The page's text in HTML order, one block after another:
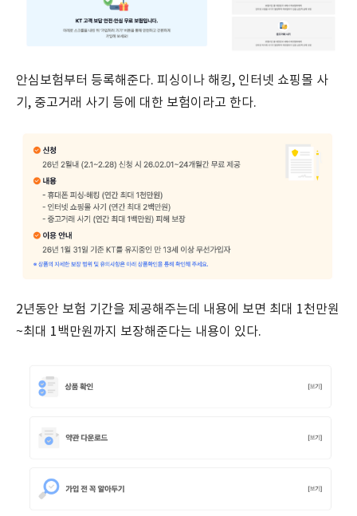
안심보험부터 등록해준다. 피싱이나 해킹, 인터넷 쇼핑몰 사
기, 중고거래 사기 등에 대한 보험이라고 한다.
2년동안 보험 기간을 제공해주는데 내용에 보면 최대 1천만원
~최대 1백만원까지 보장해준다는 내용이 있다.